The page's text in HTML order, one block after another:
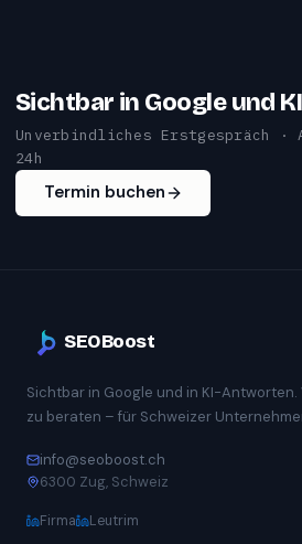
Sichtbar in Google und
Unverbindliches Erstgespräch ·
24h
Termin buchen
SEOBoost
Sichtbar in Google und in KI-
zu beraten – für Schweizer
info@seoboost.ch
6300 Zug, Schweiz
Firma Leutrim